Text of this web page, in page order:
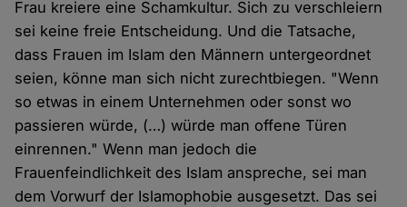
Frau kreiere eine Schamkultur. Sich zu verschleiern
sei keine freie Entscheidung. Und die Tatsache,
dass Frauen im Islam den Männern untergeordnet
seien, könne man sich nicht zurechtbiegen. "Wenn
so etwas in einem Unternehmen oder sonst wo
passieren würde, (…) würde man offene Türen
einrennen." Wenn man jedoch die
Frauenfeindlichkeit des Islam anspreche, sei man
dem Vorwurf der Islamophobie ausgesetzt. Das sei